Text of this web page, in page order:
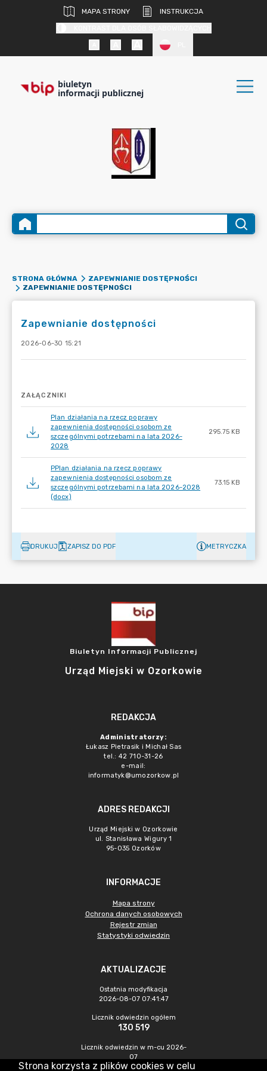
MAPA STRONY
INSTRUKCJA
biuletyn
informacji publicznej
STRONA GŁÓWNA
ZAPEWNIANIE DOSTĘPNOŚCI
ZAPEWNIANIE DOSTĘPNOŚCI
Zapewnianie dostępności
2026-06-30 15:21
ZAŁĄCZNIKI
Plan działania na rzecz poprawy
zapewnienia dostępności osobom ze
szczególnymi potrzebami na lata 2026-
2028
295.75 KB
PPlan działania na rzecz poprawy
zapewnienia dostępności osobom ze
szczególnymi potrzebami na lata 2026-2028
(docx)
73.15 KB
DRUKUJ ZAPISZ DO PDF METRYCZKA
Biuletyn Informacji Publicznej
Urząd Miejski w Ozorkowie
REDAKCJA
Administratorzy:
Łukasz Pietrasik i Michał Sas
tel.: 42 710-31-26
e-mail:
informatyk@umozorkow.pl
ADRES REDAKCJI
Urząd Miejski w Ozorkowie
ul. Stanisława Wigury 1
95-035 Ozorków
INFORMACJE
Mapa strony
Ochrona danych osobowych
Rejestr zmian
Statystyki odwiedzin
AKTUALIZACJE
Ostatnia modyfikacja
2026-08-07 07:41:47
Licznik odwiedzin ogółem
130 519
Licznik odwiedzin w m-cu 2026-
07
249
Strona korzysta z plików cookies w celu